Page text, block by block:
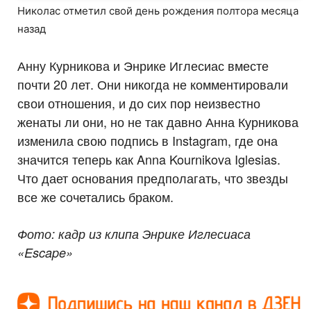
Николас отметил свой день рождения полтора месяца
назад
Анну Курникова и Энрике Иглесиас вместе
почти 20 лет. Они никогда не комментировали
свои отношения, и до сих пор неизвестно
женаты ли они, но не так давно Анна Курникова
изменила свою подпись в Instagram, где она
значится теперь как Anna Kournikovа Iglesias.
Что дает основания предполагать, что звезды
все же сочетались браком.
Фото: кадр из клипа Энрике Иглесиаса
«Escape»